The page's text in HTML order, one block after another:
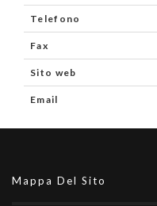
Telefono
Fax
Sito web
Email
Mappa Del Sito